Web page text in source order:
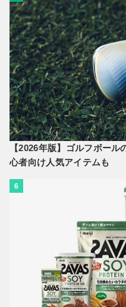
【2026年版】ゴルフボー
心者向け人気アイテムも
6